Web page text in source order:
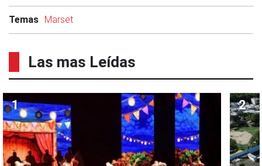
Temas Marset
Las mas Leídas